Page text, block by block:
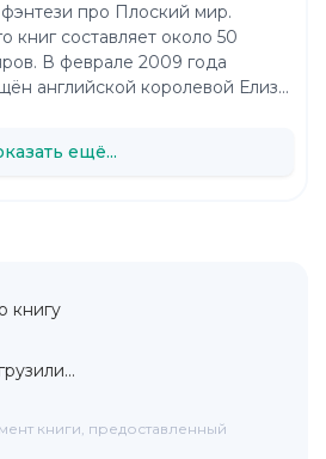
про Плоский мир.
книг составляет около 50
В феврале 2009 года
английской королевой Елиз...
ещё...
книгу
книги, предоставленный